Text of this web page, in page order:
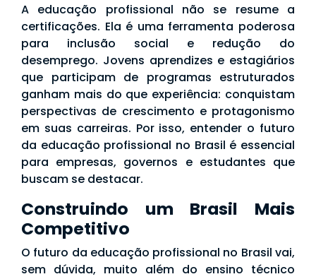
A educação profissional não se resume a
certificações. Ela é uma ferramenta poderosa
para inclusão social e redução do
desemprego. Jovens aprendizes e estagiários
que participam de programas estruturados
ganham mais do que experiência: conquistam
perspectivas de crescimento e protagonismo
em suas carreiras. Por isso, entender o futuro
da educação profissional no Brasil é essencial
para empresas, governos e estudantes que
buscam se destacar.
Construindo um Brasil Mais
Competitivo
O futuro da educação profissional no Brasil vai,
sem dúvida, muito além do ensino técnico